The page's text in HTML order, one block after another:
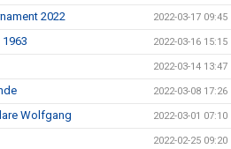
2022 2022-03-17 09:45
2022-03-16 15:15
2022-03-14 13:47
2022-03-08 17:26
Wolfgang 2022-03-01 07:10
2022-02-25 09:20